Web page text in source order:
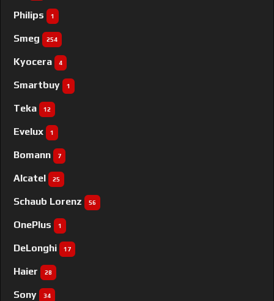
Philips 1
Smeg 254
Kyocera 4
Smartbuy 1
Teka 12
Evelux 1
Bomann 7
Alcatel 25
Schaub Lorenz 56
OnePlus 1
DeLonghi 17
Haier 28
Sony 34